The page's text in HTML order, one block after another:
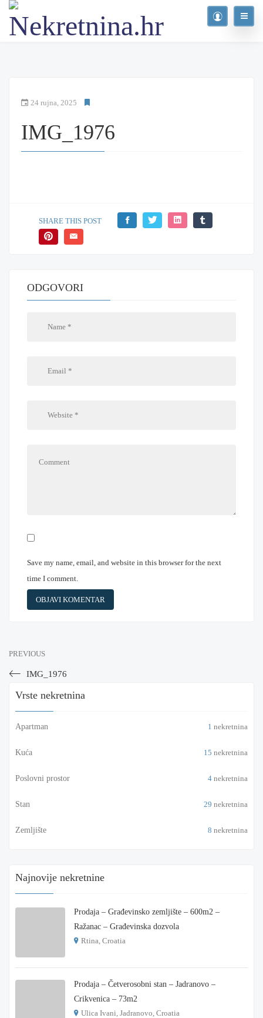
24 rujna, 2025
IMG_1976
SHARE THIS POST
ODGOVORI
Save my name, email, and website in this browser for the next
time I comment.
PREVIOUS
IMG_1976
Vrste nekretnina
Apartman 1 nekretnina
Kuća 15 nekretnina
Poslovni prostor 4 nekretnina
Stan 29 nekretnina
Zemljište 8 nekretnina
Najnovije nekretnine
Prodaja – Građevinsko zemljište – 600m2 –
Ražanac – Građevinska dozvola
Rtina, Croatia
Prodaja – Četverosobni stan – Jadranovo –
Crikvenica – 73m2
Ulica Ivani, Jadranovo, Croatia